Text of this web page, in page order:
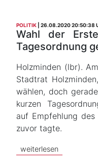
POLITIK 26.08.2020 20:50:38
Wahl der
Tagesordnung
Holzminden (lbr).
Stadtrat
wählen, doch
kurzen
auf Empfehlung des
zuvor tagte.
weiterlesen